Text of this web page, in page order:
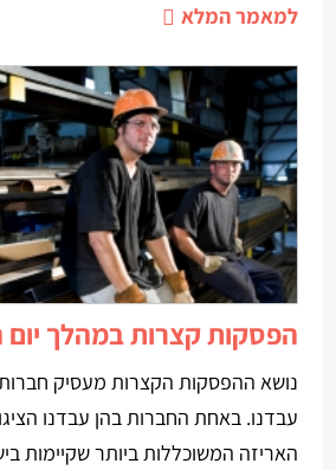
למאמר המלא
הפסקות קצרות במהלך
נושא ההפסקות הקצרות מעסיק
עבדנו. באחת החברות בהן עבדנו
האריזה המשוכללות ביותר שקיימות